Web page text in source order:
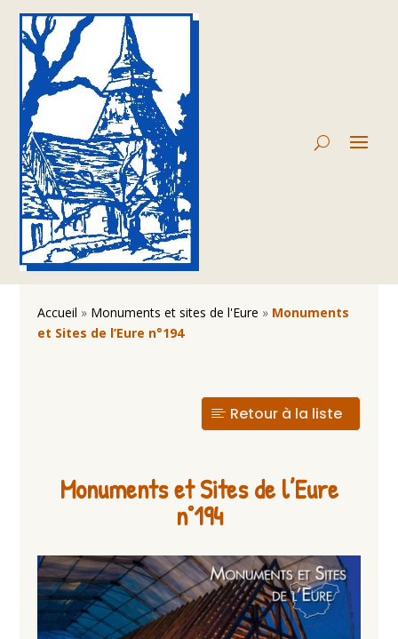
Accueil » Monuments et sites de l'Eure » Monuments
et Sites de l’Eure n°194
Retour à la liste
Monuments et Sites de l’Eure
n°194